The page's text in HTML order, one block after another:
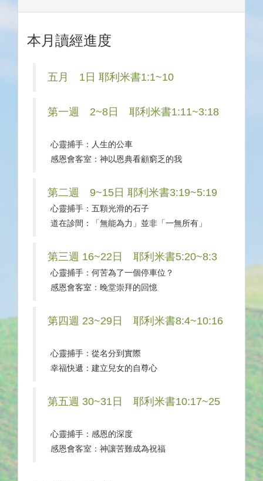
本月讀經進度
五月 1日 耶利米書1:1~10
第一週 2~8日 耶利米書1:11~3:18
心靈捕手：人生的公車
感恩會客室：神以恩典看顧窮乏的我
第二週 9~15日 耶利米書3:19~5:19
心靈捕手：五顆光滑的石子
道在診間：「無能為力」並非「一無所有」
第三週 16~22日 耶利米書5:20~8:3
心靈捕手：何苦為了一個停車位？
感恩會客室：晚堂崇拜的回憶
第四週 23~29日 耶利米書8:4~10:16
心靈捕手：從名分到實際
幸福快遞：建立兒女的自尊心
第五週 30~31日 耶利米書10:17~25
心靈捕手：感恩的深度
感恩會客室：神讓苦難成為祝福